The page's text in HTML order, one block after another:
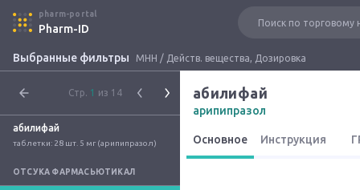
pharm-portal
Pharm-ID
Выбранные фильтры МНН / Действ. вещества, Дозировка
Стр. 1 из 14
абилифай
таблетки: 28 шт. 5 мг (арипипразол)
ОТСУКА ФАРМАСЬЮТИКАЛ
абилифай
арипипразол
Основное Инструкция